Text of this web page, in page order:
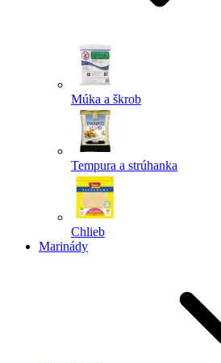
Múka a škrob
Tempura a strúhanka
Chlieb
Marinády
Powered by chaterimo